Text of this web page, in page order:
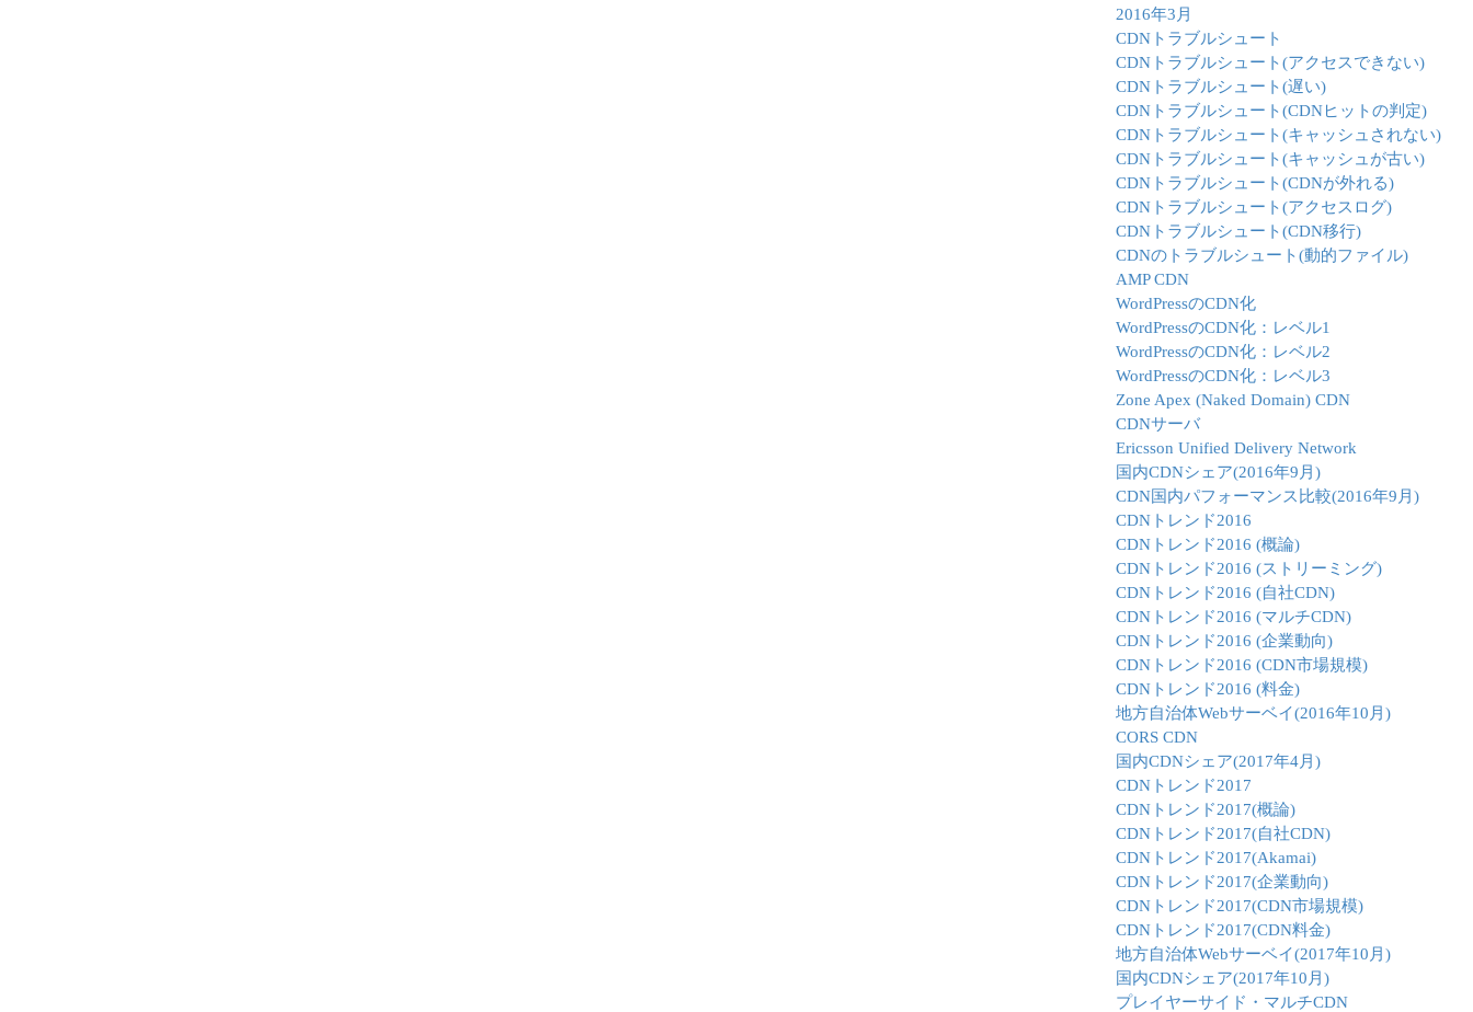
2016年3月
CDNトラブルシュート
CDNトラブルシュート(アクセスできない)
CDNトラブルシュート(遅い)
CDNトラブルシュート(CDNヒットの判定)
CDNトラブルシュート(キャッシュされない)
CDNトラブルシュート(キャッシュが古い)
CDNトラブルシュート(CDNが外れる)
CDNトラブルシュート(アクセスログ)
CDNトラブルシュート(CDN移行)
CDNのトラブルシュート(動的ファイル)
AMP CDN
WordPressのCDN化
WordPressのCDN化：レベル1
WordPressのCDN化：レベル2
WordPressのCDN化：レベル3
Zone Apex (Naked Domain) CDN
CDNサーバ
Ericsson Unified Delivery Network
国内CDNシェア(2016年9月)
CDN国内パフォーマンス比較(2016年9月)
CDNトレンド2016
CDNトレンド2016 (概論)
CDNトレンド2016 (ストリーミング)
CDNトレンド2016 (自社CDN)
CDNトレンド2016 (マルチCDN)
CDNトレンド2016 (企業動向)
CDNトレンド2016 (CDN市場規模)
CDNトレンド2016 (料金)
地方自治体Webサーベイ(2016年10月)
CORS CDN
国内CDNシェア(2017年4月)
CDNトレンド2017
CDNトレンド2017(概論)
CDNトレンド2017(自社CDN)
CDNトレンド2017(Akamai)
CDNトレンド2017(企業動向)
CDNトレンド2017(CDN市場規模)
CDNトレンド2017(CDN料金)
地方自治体Webサーベイ(2017年10月)
国内CDNシェア(2017年10月)
プレイヤーサイド・マルチCDN